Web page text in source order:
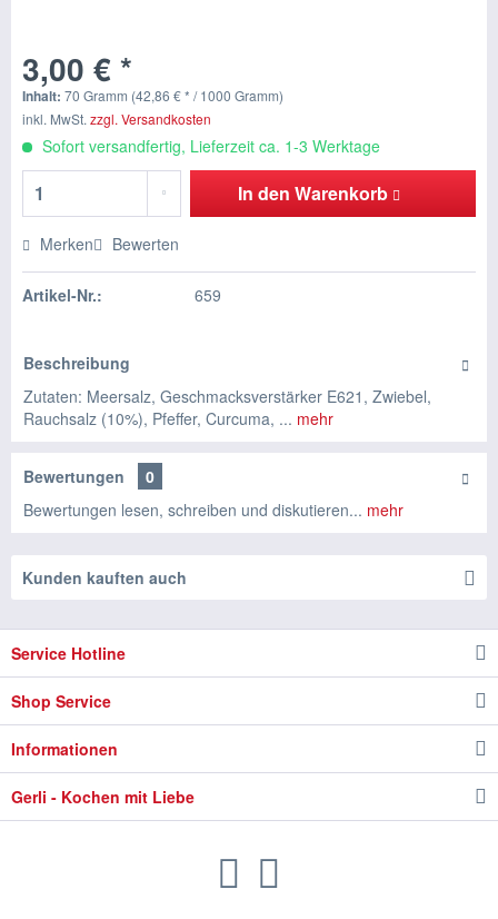
3,00 € *
Inhalt: 70 Gramm (42,86 € * / 1000 Gramm)
inkl. MwSt. zzgl. Versandkosten
Sofort versandfertig, Lieferzeit ca. 1-3 Werktage
In den Warenkorb
Merken Bewerten
Artikel-Nr.: 659
Beschreibung
Zutaten: Meersalz, Geschmacksverstärker E621, Zwiebel,
Rauchsalz (10%), Pfeffer, Curcuma, ... mehr
Bewertungen
0
Bewertungen lesen, schreiben und diskutieren... mehr
Kunden kauften auch
Service Hotline
Shop Service
Informationen
Gerli - Kochen mit Liebe